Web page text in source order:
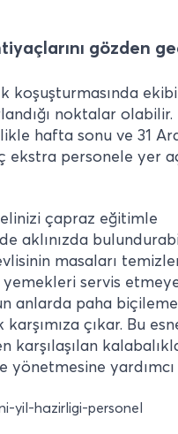
gözden
koşuşturmasında
noktalar olabilir.
hafta sonu ve 31
ekstra personele yer
çapraz eğitimle
aklınızda
masaları
servis
anlarda paha
çıkar. Bu
karşılaşılan
yönetmesine yardımcı